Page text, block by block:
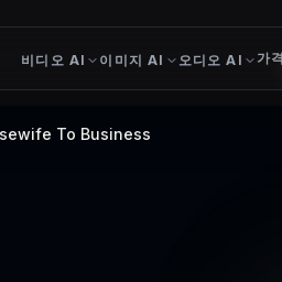
비디오 AI 이미지 AI 오디오 AI 가
To Business